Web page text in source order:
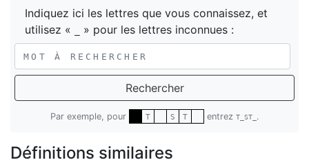
Indiquez ici les lettres que vous connaissez, et
utilisez «
» pour les lettres inconnues :
Rechercher
Par exemple, pour T S T entrez T_ST_ .
Définitions similaires